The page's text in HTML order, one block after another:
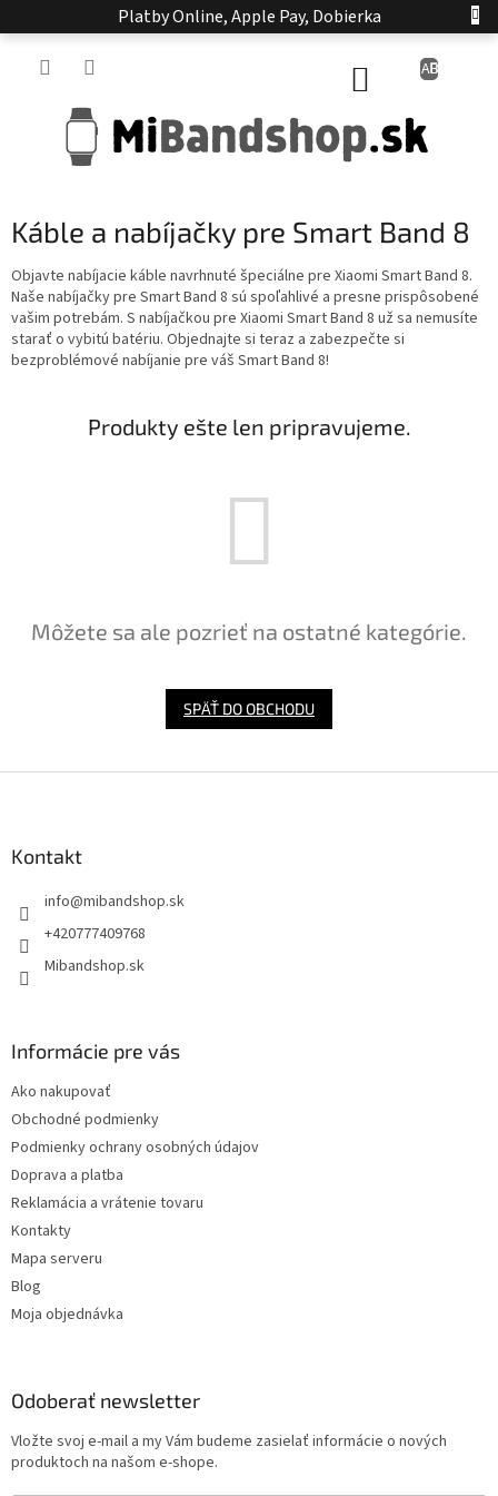
na
Platby Online, Apple Pay, Dobierka
NÁKUPNÝ
Káble a nabíjačky pre Smart Band 8
Objavte nabíjacie káble navrhnuté špeciálne pre Xiaomi Smart Band 8.
Naše nabíjačky pre Smart Band 8 sú spoľahlivé a presne prispôsobené
vašim potrebám. S nabíjačkou pre Xiaomi Smart Band 8 už sa nemusíte
starať o vybitú batériu. Objednajte si teraz a zabezpečte si
bezproblémové nabíjanie pre váš Smart Band 8!
Produkty ešte len pripravujeme.
Môžete sa ale pozrieť na ostatné kategórie.
SPÄŤ DO OBCHODU
Kontakt
info@mibandshop.sk
+420777409768
Mibandshop.sk
Informácie pre vás
Ako nakupovať
Obchodné podmienky
Podmienky ochrany osobných údajov
Doprava a platba
Reklamácia a vrátenie tovaru
Kontakty
Mapa serveru
Blog
Moja objednávka
Odoberať newsletter
Vložte svoj e-mail a my Vám budeme zasielať informácie o nových
produktoch na našom e-shope.